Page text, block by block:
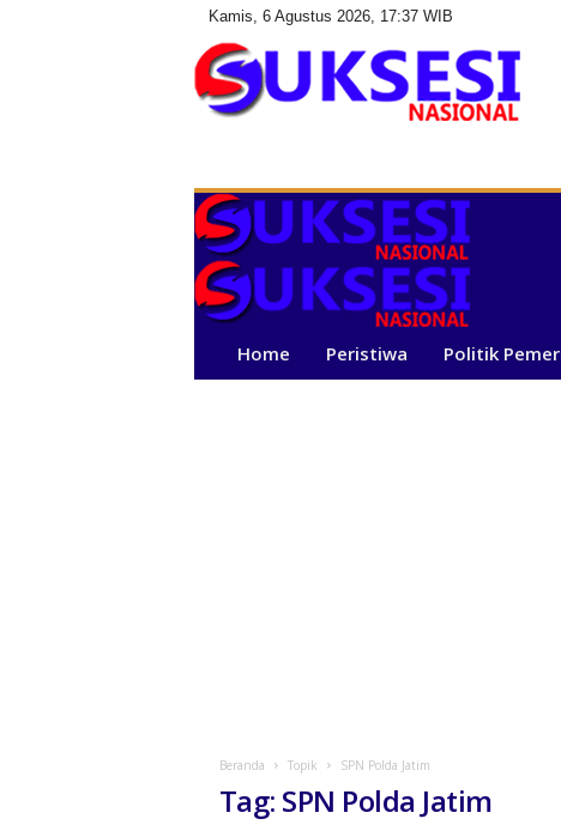
Kamis, 6 Agustus 2026, 17:37 WIB
s
e
i
N
i
Home Peristiwa Politik
Beranda Topik SPN Polda Jatim
Tag: SPN Polda Jatim